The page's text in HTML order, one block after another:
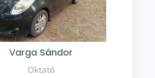
Varga Sándor
Oktató